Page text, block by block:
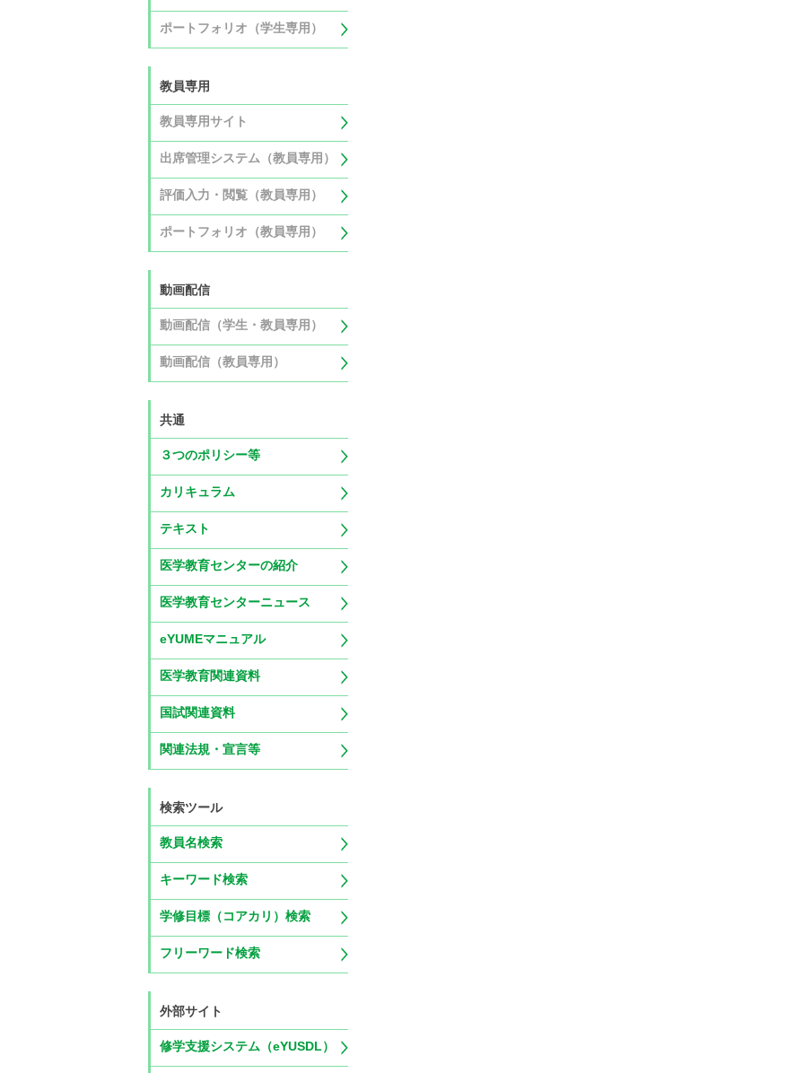
ポートフォリオ（学生専用）
教員専用
教員専用サイト
出席管理システム（教員専用）
評価入力・閲覧（教員専用）
ポートフォリオ（教員専用）
動画配信
動画配信（学生・教員専用）
動画配信（教員専用）
共通
３つのポリシー等
カリキュラム
テキスト
医学教育センターの紹介
医学教育センターニュース
eYUMEマニュアル
医学教育関連資料
国試関連資料
関連法規・宣言等
検索ツール
教員名検索
キーワード検索
学修目標（コアカリ）検索
フリーワード検索
外部サイト
修学支援システム（eYUSDL）